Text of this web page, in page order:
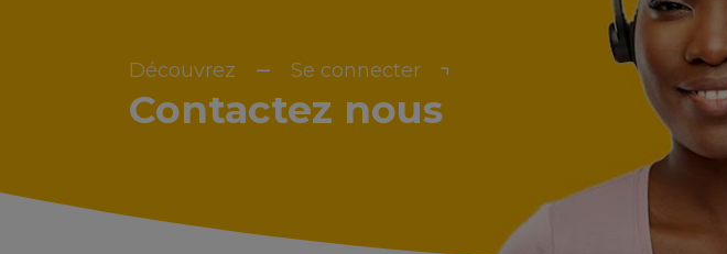
Découvrez Se connecter
Contactez nous